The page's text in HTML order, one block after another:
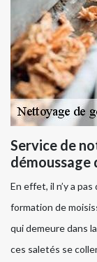
Service de
En effet, il n’y a
formation de
qui demeure dans
ces saletés se